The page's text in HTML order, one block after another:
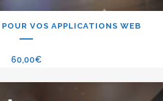
POUR VOS APPLICATIONS WEB
60,00€